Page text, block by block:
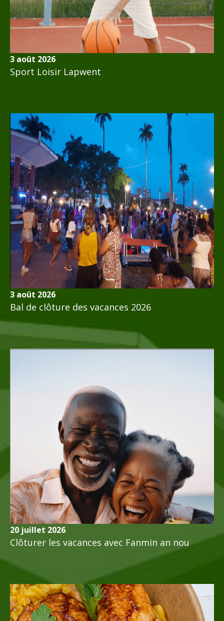
3 août 2026
Sport Loisir Lapwent
3 août 2026
Bal de clôture des vacances 2026
20 juillet 2026
Clôturer les vacances avec Fanmin an nou